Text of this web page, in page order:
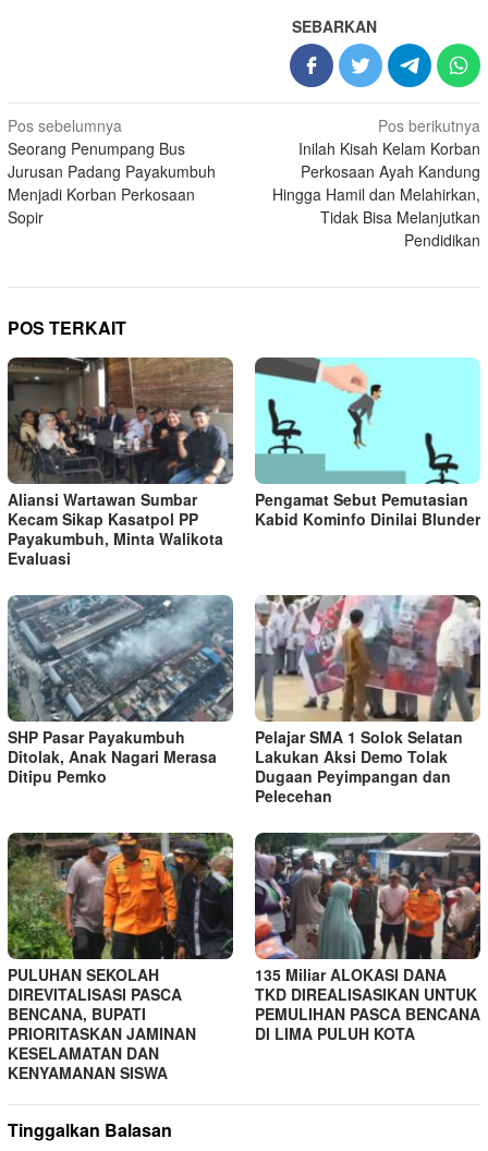
SEBARKAN
Navigasi
pos
Pos sebelumnya
Seorang Penumpang Bus
Jurusan Padang Payakumbuh
Menjadi Korban Perkosaan
Sopir
Pos berikutnya
Inilah Kisah Kelam Korban
Perkosaan Ayah Kandung
Hingga Hamil dan Melahirkan,
Tidak Bisa Melanjutkan
Pendidikan
POS TERKAIT
Aliansi Wartawan Sumbar
Kecam Sikap Kasatpol PP
Payakumbuh, Minta Walikota
Evaluasi
Pengamat Sebut Pemutasian
Kabid Kominfo Dinilai Blunder
SHP Pasar Payakumbuh
Ditolak, Anak Nagari Merasa
Ditipu Pemko
Pelajar SMA 1 Solok Selatan
Lakukan Aksi Demo Tolak
Dugaan Peyimpangan dan
Pelecehan
PULUHAN SEKOLAH
DIREVITALISASI PASCA
BENCANA, BUPATI
PRIORITASKAN JAMINAN
KESELAMATAN DAN
KENYAMANAN SISWA
135 Miliar ALOKASI DANA
TKD DIREALISASIKAN UNTUK
PEMULIHAN PASCA BENCANA
DI LIMA PULUH KOTA
Tinggalkan Balasan